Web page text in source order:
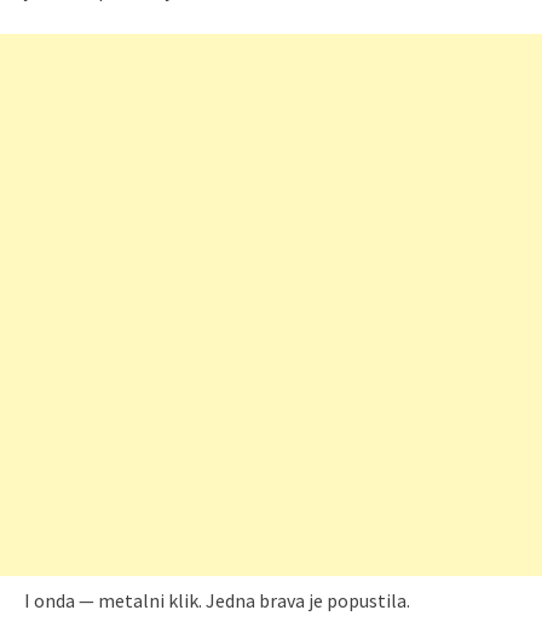
I onda — metalni klik. Jedna brava je popustila.